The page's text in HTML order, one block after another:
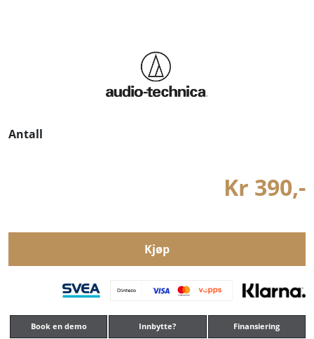
Antall
Kr 390,-
Kjøp
Book en demo Innbytte? Finansiering